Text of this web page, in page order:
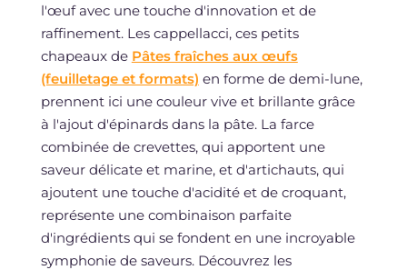
l'œuf avec une touche d'innovation et de
raffinement. Les cappellacci, ces petits
chapeaux de Pâtes fraîches aux œufs
(feuilletage et formats) en forme de demi-lune,
prennent ici une couleur vive et brillante grâce
à l'ajout d'épinards dans la pâte. La farce
combinée de crevettes, qui apportent une
saveur délicate et marine, et d'artichauts, qui
ajoutent une touche d'acidité et de croquant,
représente une combinaison parfaite
d'ingrédients qui se fondent en une incroyable
symphonie de saveurs. Découvrez les